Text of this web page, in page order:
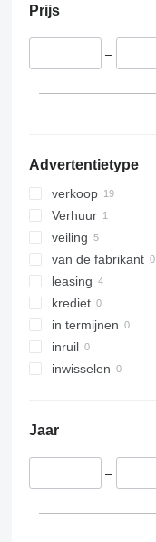
Roemenië
Noorwegen
Prijs
–
Advertentietype
verkoop
Verhuur
veiling
van de fabrikant
leasing
krediet
in termijnen
inruil
inwisselen
Jaar
–